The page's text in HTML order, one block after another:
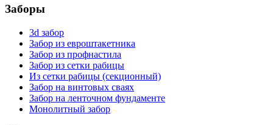
Заборы
3d забор
Забор из евроштакетника
Забор из профнастила
Забор из сетки рабицы
Из сетки рабицы (секционный)
Забор на винтовых сваях
Забор на ленточном фундаменте
Монолитный забор